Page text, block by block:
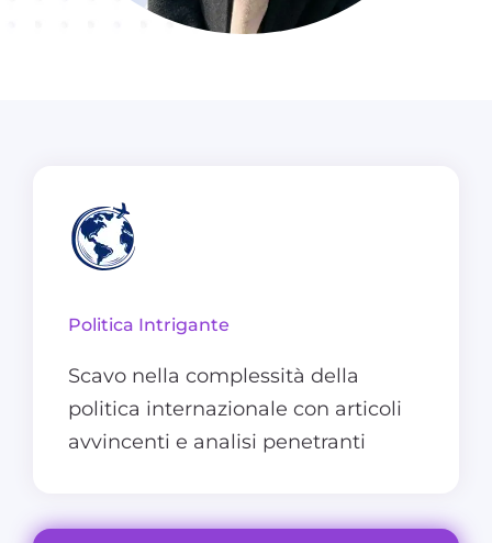
Politica Intrigante
Scavo nella complessità della
politica internazionale con articoli
avvincenti e analisi penetranti